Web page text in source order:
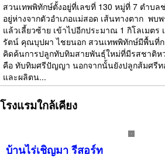
สวนเทพพิทักษ์ตั้งอยู่ที่เลขที่ 130 หมู่ที่ 7 ตำบล
อยู่ห่างจากตัวอำเภอแม่สอด เส้นทางตาก  พ
แล้วเลี้ยวซ้าย เข้าไปอีกประมาณ 1 กิโลเมตร
รัตน์ คุณบุปผา ไชยนอก สวนเทพพิทักษ์มีพื้นที่ก
คิดค้นการปลูกทับทิมสายพันธุ์ใหม่ที่มีรสชาติห
คือ ทับทิมศรีปัญญา นอกจากนั้นยังปลูกส้มศรีท
และผลิตน...
โรงแรมใกล้เคียง
บ้านไร่เชิญมา รีสอร์ท